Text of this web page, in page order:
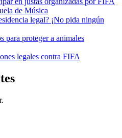
de Música
legal? ¡No pida ningún
para proteger a animales
legales contra FIFA